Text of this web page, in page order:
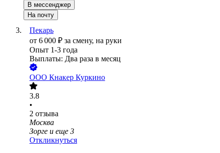
В мессенджер
На почту
Пекарь
от 6 000 ₽ за смену, на руки
Опыт 1-3 года
Выплаты: Два раза в месяц
ООО Кнакер Куркино
3.8
•
2 отзыва
Москва
Зорге и еще 3
Откликнуться